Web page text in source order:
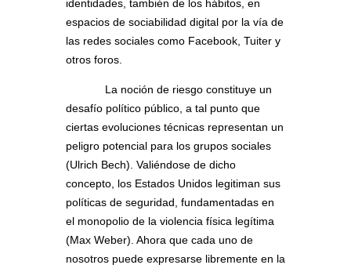
identidades, también de los hábitos, en
espacios de sociabilidad digital por la vía de
las redes sociales como Facebook, Tuiter y
otros foros.
La noción de riesgo constituye un
desafío político público, a tal punto que
ciertas evoluciones técnicas representan un
peligro potencial para los grupos sociales
(Ulrich Bech). Valiéndose de dicho
concepto, los Estados Unidos legitiman sus
políticas de seguridad, fundamentadas en
el monopolio de la violencia física legítima
(Max Weber). Ahora que cada uno de
nosotros puede expresarse libremente en la